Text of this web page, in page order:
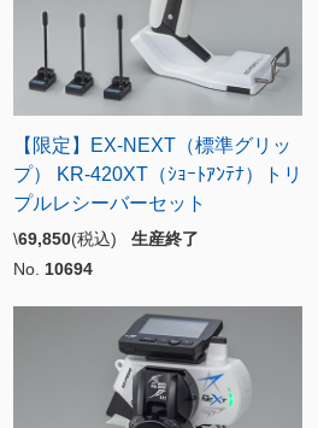
【限定】EX-NEXT（標準グリッ
プ） KR-420XT（ｼｮｰﾄｱﾝﾃﾅ）トリ
プルレシーバーセット
\69,850(税込) 生産終了
No. 10694